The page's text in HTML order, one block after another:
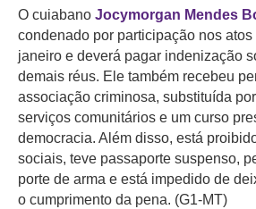
O cuiabano Jocymorgan Mendes
condenado por participação nos
janeiro e deverá pagar indenização
demais réus. Ele também recebeu
associação criminosa, substituída
serviços comunitários e um curso
democracia. Além disso, está
sociais, teve passaporte suspenso,
porte de arma e está impedido de
o cumprimento da pena. (G1-MT)